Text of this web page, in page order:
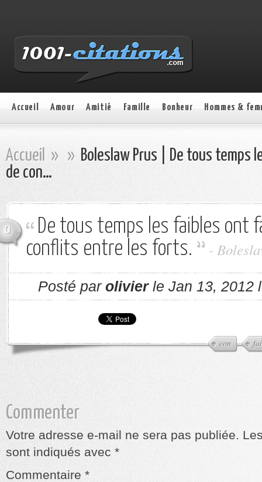
Accueil Amour Amitié Famille Bonheur Hommes &
Accueil » » Boleslaw Prus | De tous
de con…
0
De tous temps les faibles ont
conflits entre les forts.
-
Posté par olivierle Jan 13, 2012
con
Commenter
Votre adresse e-mail ne sera pas publiée.
sont indiqués avec *
Commentaire *